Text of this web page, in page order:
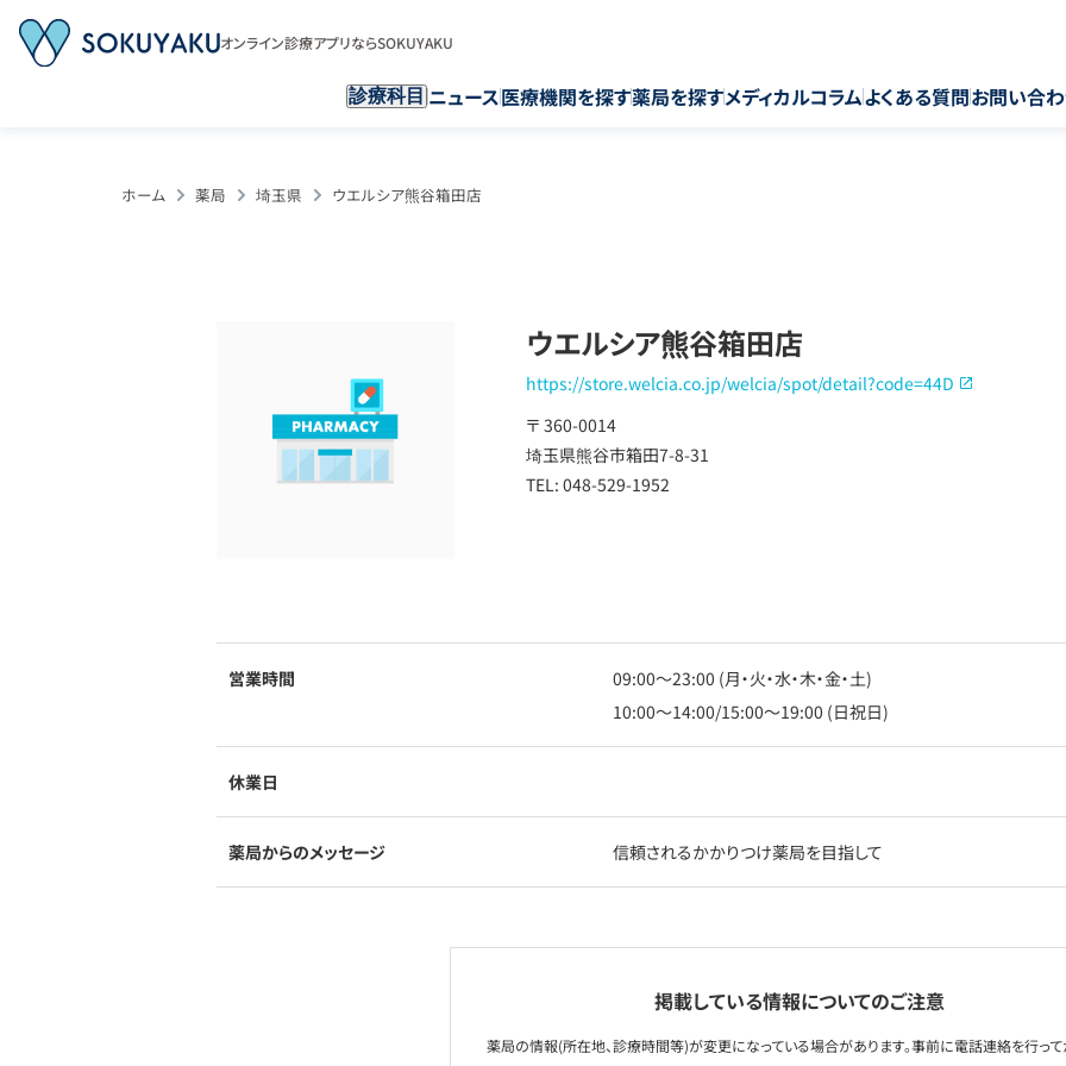
オンライン診療アプリならSOKUYAKU
診療科目 ニュース医療機関を探す薬局を探すメディカルコラムよくある質問お問い合
ホーム 薬局 埼玉県 ウエルシア熊谷箱田店
ウエルシア熊谷箱田店
https://store.welcia.co.jp/welcia/spot/detail?code=44D
〒 360-0014
埼玉県熊谷市箱田7-8-31
TEL: 048-529-1952
営業時間
09:00〜23:00 (月・火・水・木・金・土)
10:00〜14:00/15:00〜19:00 (日祝日)
休業日
薬局からのメッセージ 信頼されるかかりつけ薬局を目指して
掲載している情報についてのご注意
薬局の情報(所在地、診療時間等)が変更になっている場合があります。事前に電話連絡を行っ